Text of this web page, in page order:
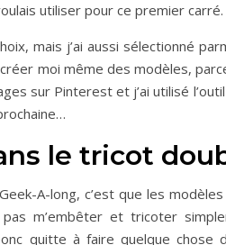
utiliser pour ce premier carré.
mais j’ai aussi sélectionné
moi même des modèles,
sur Pinterest et j’ai utilisé l’outil
le tricot
A-long, c’est que les
m’embêter et tricoter
quitte à faire quelque